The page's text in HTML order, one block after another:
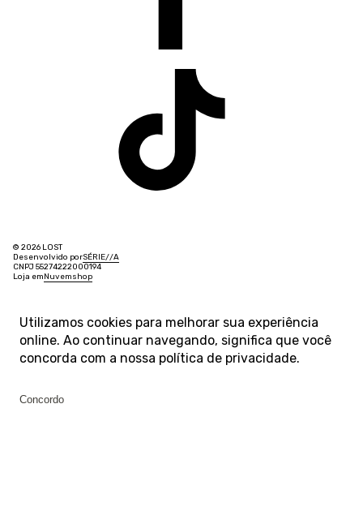
© 2026 LOST
Desenvolvido porSÉRIE//A
CNPJ 55274222000194
Loja emNuvemshop
Utilizamos cookies para melhorar sua experiência
online. Ao continuar navegando, significa que você
concorda com a nossa política de privacidade.
Concordo